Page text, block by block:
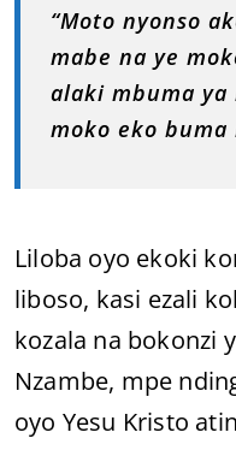
“Moto nyonso
mabe na ye
alaki mbuma
moko eko buma
Liloba oyo ekoki
liboso, kasi ezali
kozala na bokonzi
Nzambe, mpe
oyo Yesu Kristo